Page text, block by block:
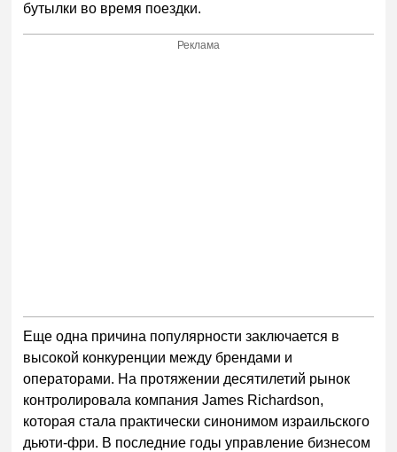
бутылки во время поездки.
Реклама
Еще одна причина популярности заключается в
высокой конкуренции между брендами и
операторами. На протяжении десятилетий рынок
контролировала компания James Richardson,
которая стала практически синонимом израильского
дьюти-фри. В последние годы управление бизнесом